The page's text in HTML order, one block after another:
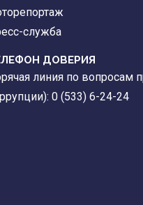
служба
ДОВЕРИЯ
линия по вопросам
0 (533) 6-24-24